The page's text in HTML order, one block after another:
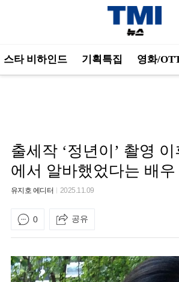
스타 비하인드 기획특집 영화/
출세작 ‘정년이’ 촬영 이
에서 알바했었다는 배우
유지호 에디터 2025.11.09
0 공유